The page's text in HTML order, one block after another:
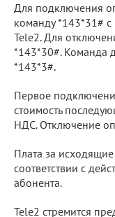
Для подключения
команду *143*31# с
Tele2. Для
*143*30#. Команда
*143*3#.
Первое
стоимость
НДС. Отключение
Плата за
соответствии с
абонента.
Tele2 стремится